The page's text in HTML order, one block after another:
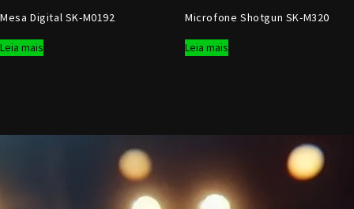
Mesa Digital SK-M0192
Leia mais
Microfone Shotgun SK-M320
Leia mais